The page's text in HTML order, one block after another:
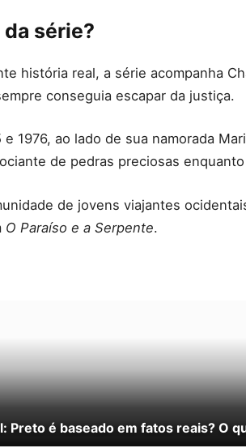
série?
história real, a série acompanha
conseguia escapar da justiça.
1976, ao lado de sua namorada
de pedras preciosas
de jovens viajantes
O Paraíso e a Serpente.
Preto é baseado em fatos reais? O